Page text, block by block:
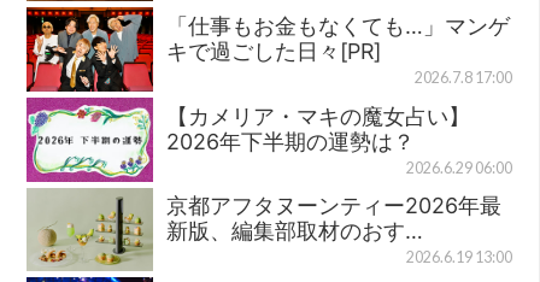
「仕事もお金もなくても…」マンゲ
キで過ごした日々[PR]
2026.7.8 17:00
【カメリア・マキの魔女占い】
2026年下半期の運勢は？
2026.6.29 06:00
京都アフタヌーンティー2026年最
新版、編集部取材のおす…
2026.6.19 13:00